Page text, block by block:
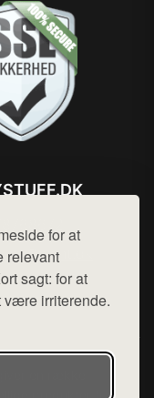
for at
relevant
sagt: for at
være irriterende.
hej@want.dk
og privatlivspolitik
en række